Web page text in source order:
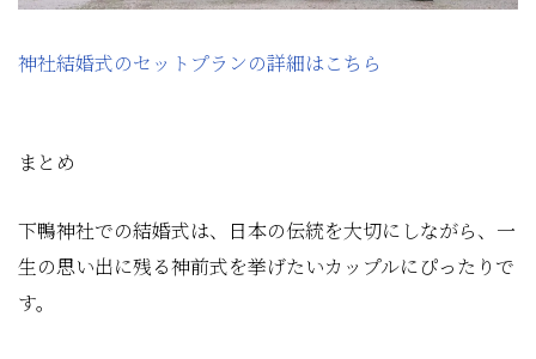
神社結婚式のセットプランの詳細はこちら
まとめ
下鴨神社での結婚式は、日本の伝統を大切にしながら、一
生の思い出に残る神前式を挙げたいカップルにぴったりで
す。